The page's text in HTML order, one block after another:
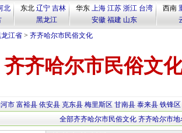
北
东北 辽宁 吉林
黑龙江
华东 上海 江苏 浙江 台湾
安徽 福建 山东
西南
江省 > 齐齐哈尔市民俗文化
齐齐哈尔市民俗文
市 富裕县 依安县 克东县 梅里斯区 甘南县 泰来县 铁锋区
全部齐齐哈尔市民俗文化 齐齐哈尔市地